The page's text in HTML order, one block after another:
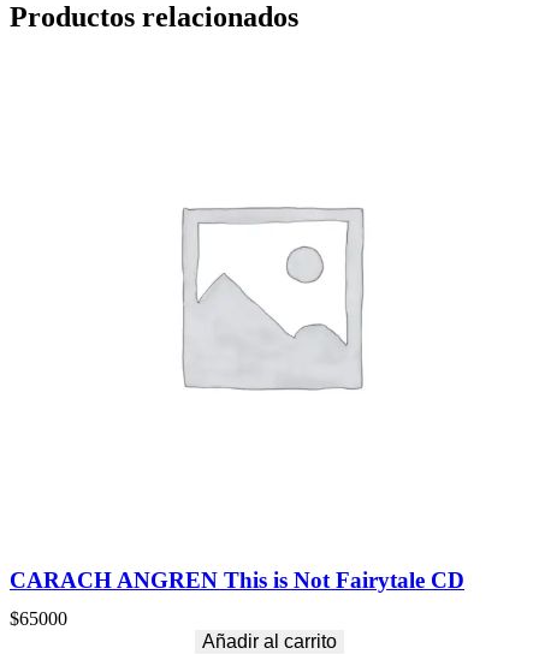
Productos relacionados
CARACH ANGREN This is Not Fairytale CD
$65000
Añadir al carrito